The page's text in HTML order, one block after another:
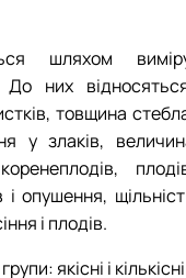
шляхом
До них
товщина
у злаків,
і опушення,
і плодів.
якісні і